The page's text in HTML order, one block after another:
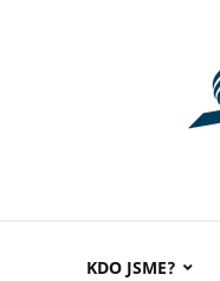
KDO JSME?